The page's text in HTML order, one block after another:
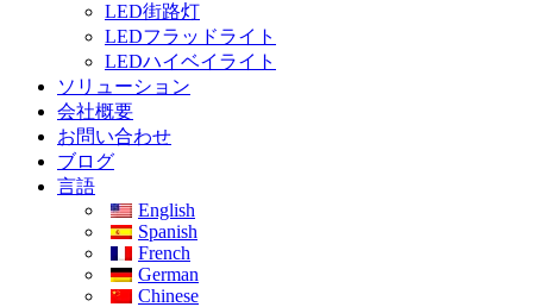
LED街路灯
LEDフラッドライト
LEDハイベイライト
ソリューション
会社概要
お問い合わせ
ブログ
言語
English
Spanish
French
German
Chinese